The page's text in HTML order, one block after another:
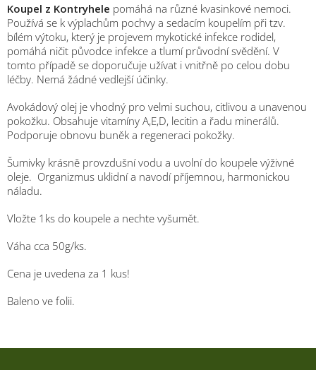
Koupel z Kontryhele pomáhá na různé kvasinkové nemoci.
Používá se k výplachům pochvy a sedacím koupelím při tzv.
bílém výtoku, který je projevem mykotické infekce rodidel,
pomáhá ničit původce infekce a tlumí průvodní svědění. V
tomto případě se doporučuje užívat i vnitřně po celou dobu
léčby. Nemá žádné vedlejší účinky.
Avokádový olej je vhodný pro velmi suchou, citlivou a unavenou
pokožku. Obsahuje vitamíny A,E,D, lecitin a řadu minerálů.
Podporuje obnovu buněk a regeneraci pokožky.
Šumivky krásně provzdušní vodu a uvolní do koupele výživné
oleje. Organizmus uklidní a navodí příjemnou, harmonickou
náladu.
Vložte 1ks do koupele a nechte vyšumět.
Váha cca 50g/ks.
Cena je uvedena za 1 kus!
Baleno ve folii.